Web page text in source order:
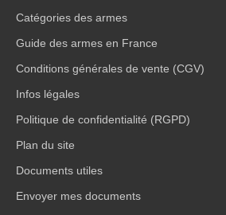
Catégories des armes
Guide des armes en France
Conditions générales de vente (CGV)
Infos légales
Politique de confidentialité (RGPD)
Plan du site
Documents utiles
Envoyer mes documents